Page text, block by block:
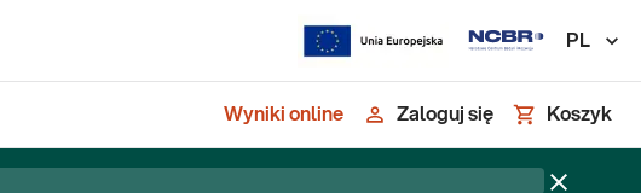
PL
Wyniki online Zaloguj się Koszyk